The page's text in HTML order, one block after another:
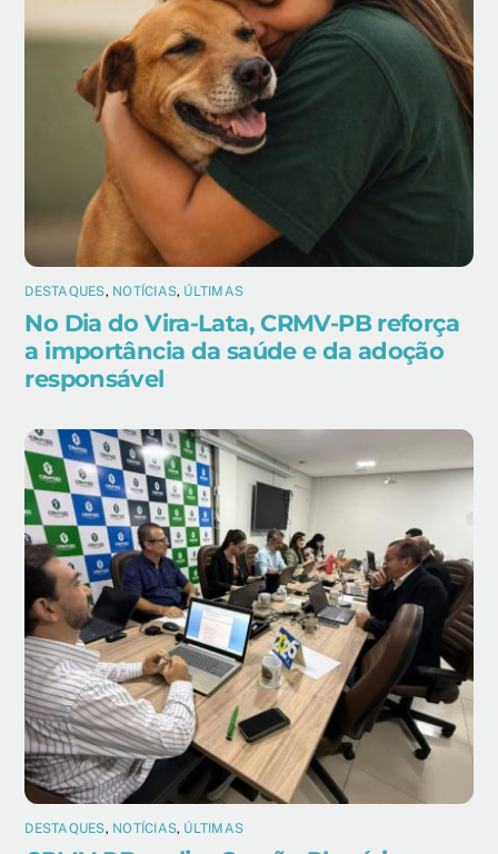
DESTAQUES, NOTÍCIAS, ÚLTIMAS
No Dia do Vira-Lata, CRMV-PB reforça
a importância da saúde e da adoção
responsável
DESTAQUES, NOTÍCIAS, ÚLTIMAS